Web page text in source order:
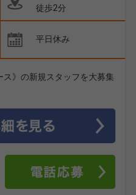
徒歩2分
平日休み
ス》の新規スタッフを大募集